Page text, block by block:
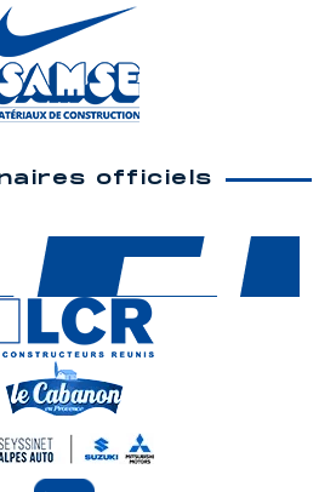
officiels